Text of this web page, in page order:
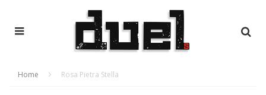
Home Rosa Pietra Stella